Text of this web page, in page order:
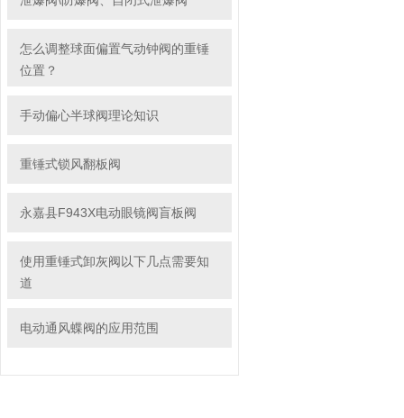
怎么调整球面偏置气动钟阀的重锤
位置？
手动偏心半球阀理论知识
重锤式锁风翻板阀
永嘉县F943X电动眼镜阀盲板阀
使用重锤式卸灰阀以下几点需要知
道
电动通风蝶阀的应用范围